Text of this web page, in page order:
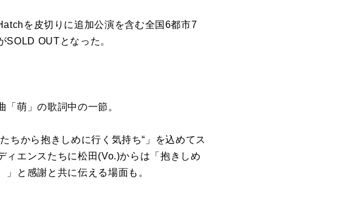
を皮切りに追加公演を含む全国6都市7
SOLD OUTとなった。
萌」の歌詞中の一節。
ちから抱きしめに行く気持ち“」を込めてス
ィエンスたちに松田(Vo.)からは「抱きしめ
と感謝と共に伝える場面も。